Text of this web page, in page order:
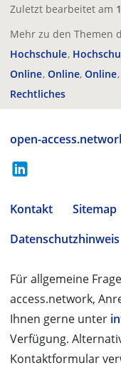
Zuletzt bearbeitet am
Mehr zu den Themen
Hochschule
Online Online Online
Rechtliches
open-
Kontakt Sitemap
Datenschutzhinweis
Für allgemeine
access.network,
Ihnen gerne unter
Verfügung.
Kontaktformular